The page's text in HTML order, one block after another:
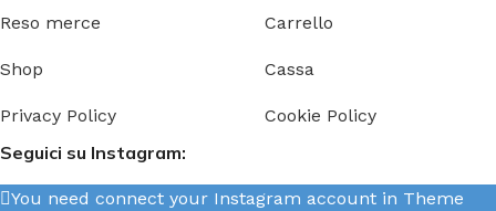
Reso merce
Shop
Privacy Policy
Carrello
Cassa
Cookie Policy
Seguici su Instagram:
You need connect your Instagram account in Theme